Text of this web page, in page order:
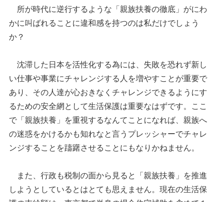
所が時代に逆行するような「親族扶養の徹底」がにわ
かに叫ばれることに違和感を持つのは私だけでしょう
か？
沈滞した日本を活性化する為には、失敗を恐れず新し
い仕事や事業にチャレンジする人を増やすことが重要で
あり、その人達が心おきなくチャレンジできるようにす
るための安全網として生活保護は重要なはずです。ここ
で「親族扶養」を重視するなんてことになれば、親族へ
の迷惑をかけるかも知れなと言うプレッシャーでチャレ
ンジすることを躊躇させることにもなりかねません。
また、行政も税制の面から見ると「親族扶養」を推進
しようとしているとはとても思えません。現在の生活保